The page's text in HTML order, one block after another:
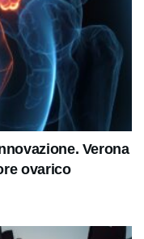
Verona
ovarico